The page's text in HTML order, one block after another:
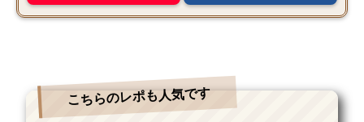
こちらのレポも人気です